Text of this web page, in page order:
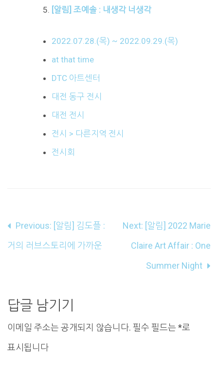
[알림] 조예솔 : 내생각 너생각
2022.07.28.(목) ~ 2022.09.29.(목)
at that time
DTC 아트센터
대전 동구 전시
대전 전시
전시 > 다른지역 전시
전시회
글
내
이
션
Previous: [알림] 김도플 :
거의 러브스토리에 가까운
Next: [알림] 2022 Marie
Claire Art Affair : One
Summer Night
답글 남기기
이메일 주소는 공개되지 않습니다. 필수 필드는 *로
표시됩니다